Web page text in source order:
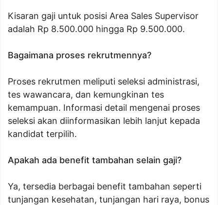
Kisaran gaji untuk posisi Area Sales Supervisor
adalah Rp 8.500.000 hingga Rp 9.500.000.
Bagaimana proses rekrutmennya?
Proses rekrutmen meliputi seleksi administrasi,
tes wawancara, dan kemungkinan tes
kemampuan. Informasi detail mengenai proses
seleksi akan diinformasikan lebih lanjut kepada
kandidat terpilih.
Apakah ada benefit tambahan selain gaji?
Ya, tersedia berbagai benefit tambahan seperti
tunjangan kesehatan, tunjangan hari raya, bonus